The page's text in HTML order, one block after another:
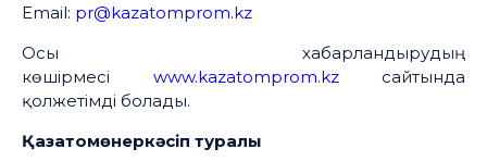
Email: pr@kazatomprom.kz
Осы хабарландырудың
көшірмесі www.kazatomprom.kzсайтында
қолжетімді болады.
Қазатомөнеркәсіп туралы